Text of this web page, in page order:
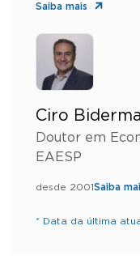
Saiba mais
Ciro
Doutor em
EAESP
desde 2001Saiba
* Data da última